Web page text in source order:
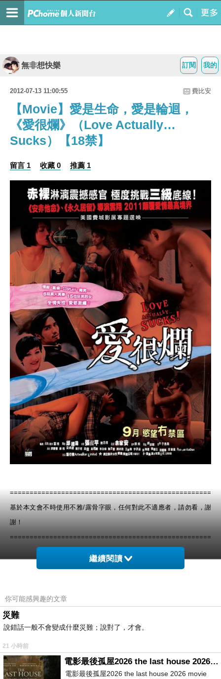
我的
訂閱
無非想快樂
2012-07-13 11:00:55 費比安
【Movie】愛是生命，愛是輪迴，
《愛很爛》（Love Actually…
Sucks）【18禁】
留言 1 收藏 0 推薦 1
===================================================
基於本文會不時使用不雅/露骨字眼，任何對此不適應者，請勿看，謝
謝！
===================================================
雲翔
吧！我不了解其背景，若沒記錯的話，大概是IT出身，年輕
首部作品《無野之城》
中充斥著許多男體三點全裸鏡頭，以及男女做愛畫面。他承認自己的性
取向，更直言裸露沒什麼值得大驚小怪！正當電影族以為僅是在嘩眾取
留》，“男體解放”旗號，繼續飄揚，倒也成了全無古人的註冊商標。
繼續閱讀
你可能感興趣的文章
災難
說錯話一般不會變成什麼災難；說對了，才會。
21 小時前
電影最後孤屋2026 the last house 2026 movie
電影最後孤屋2026 the last house 2026 movie